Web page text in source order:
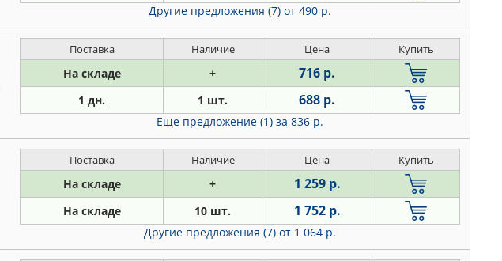
Другие предложения (7) от 490 р.
Поставка Наличие Цена Купить
На складе + 716 р.
1 дн. 1 шт. 688 р.
Еще предложение (1) за 836 р.
Поставка Наличие Цена Купить
На складе + 1 259 р.
На складе 10 шт. 1 752 р.
Другие предложения (7) от 1 064 р.